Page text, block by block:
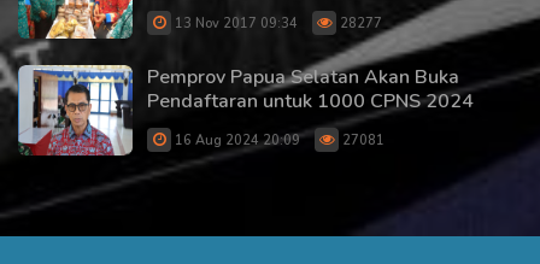
13 Nov 2017 09:34 28277
Pemprov Papua Selatan Akan Buka
Pendaftaran untuk 1000 CPNS 2024
16 Aug 2024 20:09 27081